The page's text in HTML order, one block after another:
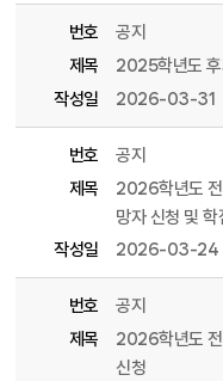
번호
공지
제목
2025학년도 후
작성일
2026-03-31
번호
공지
제목
2026학년도 전
망자 신청 및 학
작성일
2026-03-24
번호
공지
제목
2026학년도 전
신청